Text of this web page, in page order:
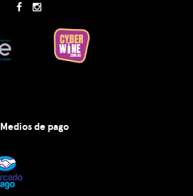
Medios de pago